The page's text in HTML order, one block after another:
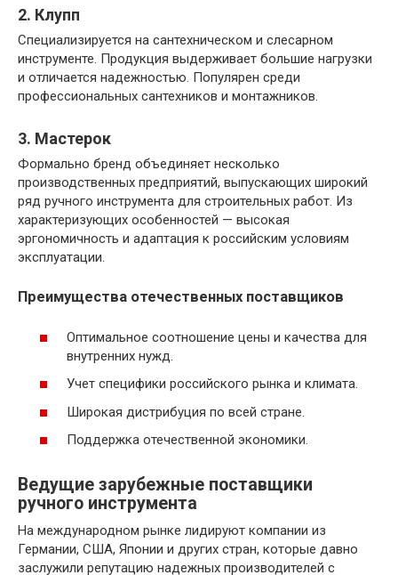
2. Клупп
Специализируется на сантехническом и слесарном
инструменте. Продукция выдерживает большие нагрузки
и отличается надежностью. Популярен среди
профессиональных сантехников и монтажников.
3. Мастерок
Формально бренд объединяет несколько
производственных предприятий, выпускающих широкий
ряд ручного инструмента для строительных работ. Из
характеризующих особенностей — высокая
эргономичность и адаптация к российским условиям
эксплуатации.
Преимущества отечественных поставщиков
Оптимальное соотношение цены и качества для
внутренних нужд.
Учет специфики российского рынка и климата.
Широкая дистрибуция по всей стране.
Поддержка отечественной экономики.
Ведущие зарубежные поставщики
ручного инструмента
На международном рынке лидируют компании из
Германии, США, Японии и других стран, которые давно
заслужили репутацию надежных производителей с